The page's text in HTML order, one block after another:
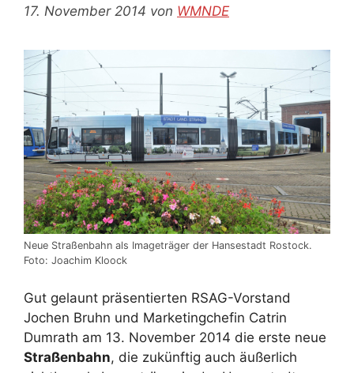
17. November 2014 von WMNDE
Neue Straßenbahn als Imageträger der Hansestadt Rostock.
Foto: Joachim Kloock
Gut gelaunt präsentierten RSAG-Vorstand
Jochen Bruhn und Marketingchefin Catrin
Dumrath am 13. November 2014 die erste neue
Straßenbahn, die zukünftig auch äußerlich